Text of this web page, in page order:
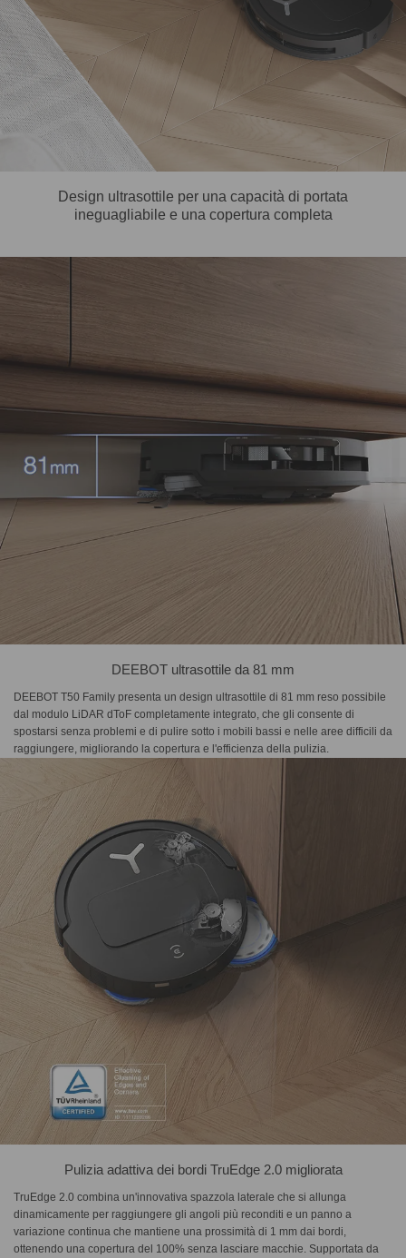
Design ultrasottile per una capacità di portata
ineguagliabile e una copertura completa
DEEBOT ultrasottile da 81 mm
DEEBOT T50 Family presenta un design ultrasottile di 81 mm reso possibile
dal modulo LiDAR dToF completamente integrato, che gli consente di
spostarsi senza problemi e di pulire sotto i mobili bassi e nelle aree difficili da
raggiungere, migliorando la copertura e l'efficienza della pulizia.
Pulizia adattiva dei bordi TruEdge 2.0 migliorata
TruEdge 2.0 combina un'innovativa spazzola laterale che si allunga
dinamicamente per raggiungere gli angoli più reconditi e un panno a
variazione continua che mantiene una prossimità di 1 mm dai bordi,
ottenendo una copertura del 100% senza lasciare macchie. Supportata da